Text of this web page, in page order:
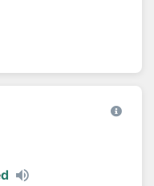
d